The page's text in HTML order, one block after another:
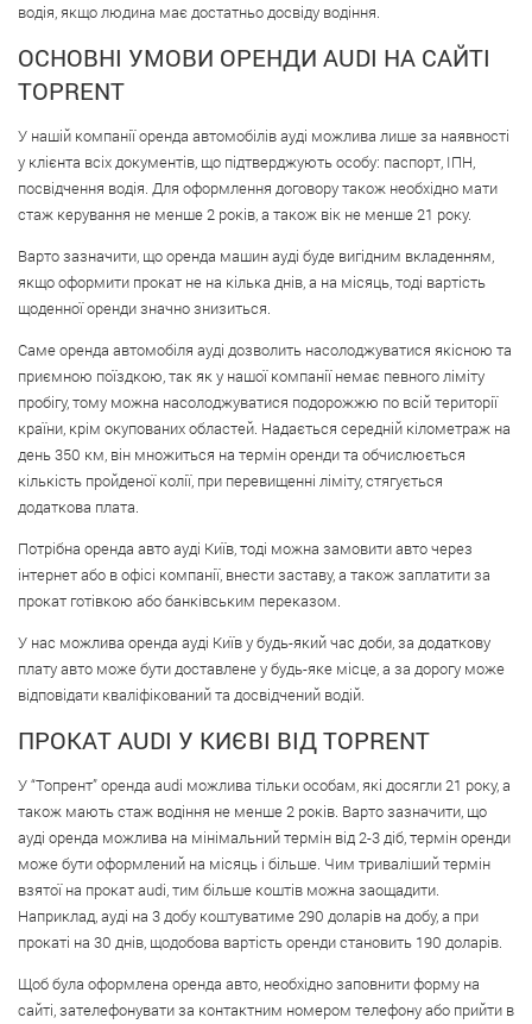
водія, якщо людина має достатньо досвіду водіння.
ОСНОВНІ УМОВИ ОРЕНДИ AUDI НА САЙТІ
TOPRENT
У нашій компанії оренда автомобілів ауді можлива лише за наявності
у клієнта всіх документів, що підтверджують особу: паспорт, ІПН,
посвідчення водія. Для оформлення договору також необхідно мати
стаж керування не менше 2 років, а також вік не менше 21 року.
Варто зазначити, що оренда машин ауді буде вигідним вкладенням,
якщо оформити прокат не на кілька днів, а на місяць, тоді вартість
щоденної оренди значно знизиться.
Саме оренда автомобіля ауді дозволить насолоджуватися якісною та
приємною поїздкою, так як у нашої компанії немає певного ліміту
пробігу, тому можна насолоджуватися подорожжю по всій території
країни, крім окупованих областей. Надається середній кілометраж на
день 350 км, він множиться на термін оренди та обчислюється
кількість пройденої колії, при перевищенні ліміту, стягується
додаткова плата.
Потрібна оренда авто ауді Київ, тоді можна замовити авто через
інтернет або в офісі компанії, внести заставу, а також заплатити за
прокат готівкою або банківським переказом.
У нас можлива оренда ауді Київ у будь-який час доби, за додаткову
плату авто може бути доставлене у будь-яке місце, а за дорогу може
відповідати кваліфікований та досвідчений водій.
ПРОКАТ AUDI У КИЄВІ ВІД TOPRENT
У “Топрент” оренда audi можлива тільки особам, які досягли 21 року, а
також мають стаж водіння не менше 2 років. Варто зазначити, що
ауді оренда можлива на мінімальний термін від 2-3 діб, термін оренди
може бути оформлений на місяць і більше. Чим триваліший термін
взятої на прокат audi, тим більше коштів можна заощадити.
Наприклад, ауді на 3 добу коштуватиме 290 доларів на добу, а при
прокаті на 30 днів, щодобова вартість оренди становить 190 доларів.
Щоб була оформлена оренда авто, необхідно заповнити форму на
сайті, зателефонувати за контактним номером телефону або прийти в